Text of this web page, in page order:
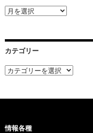
ア
ー
ブ
カテゴリー
カ
テ
情報各種